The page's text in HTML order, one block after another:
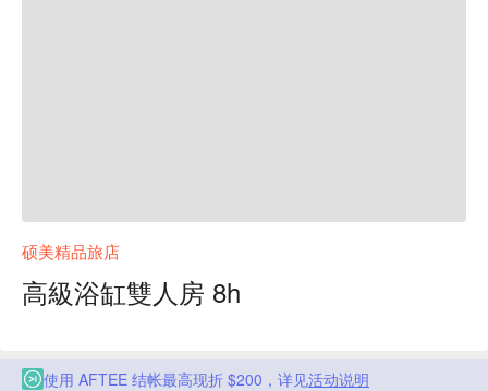
硕美精品旅店
高級浴缸雙人房 8h
使用 AFTEE 结帐最高现折 $200，详见活动说明